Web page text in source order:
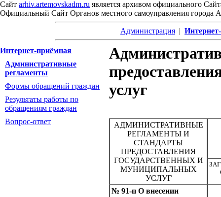
Сайт arhiv.artemovskadm.ru является архивом официального
Официальный Сайт Органов местного самоуправления города
Администрация |
Интернет-приёмная
Административные
регламенты
Формы обращений граждан
Результаты работы по
обращениям граждан
Вопрос-ответ
услуг
АДМИНИСТРАТИВНЫЕ
РЕГЛАМЕНТЫ И
СТАНДАРТЫ
ПРЕДОСТАВЛЕНИЯ
ГОСУДАРСТВЕННЫХ И
МУНИЦИПАЛЬНЫХ
УСЛУГ
№ 91-п О внесении